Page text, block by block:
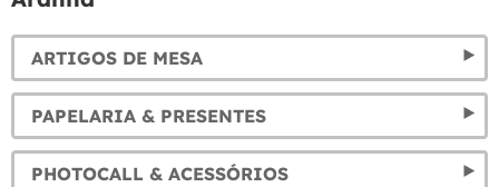
ARTIGOS DE MESA
PAPELARIA & PRESENTES
PHOTOCALL & ACESSÓRIOS